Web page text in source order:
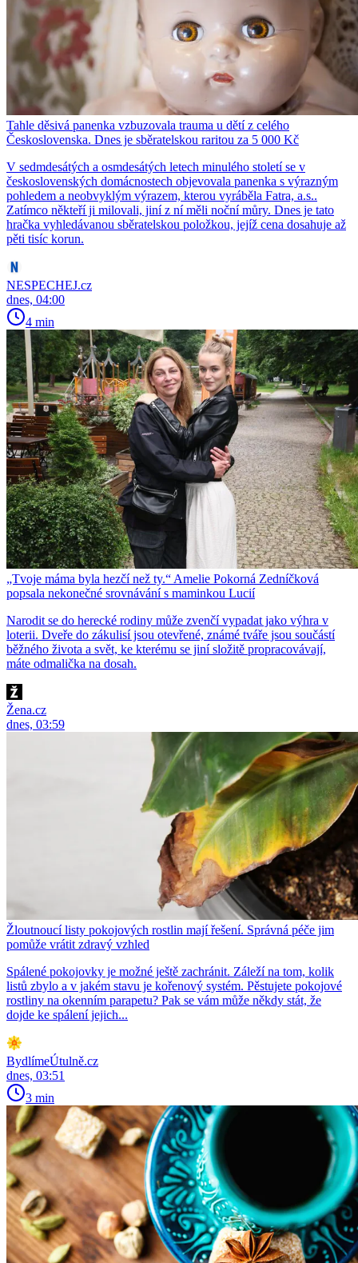
Tahle děsivá panenka vzbuzovala trauma u dětí z celého
Československa. Dnes je sběratelskou raritou za 5 000 Kč
V sedmdesátých a osmdesátých letech minulého století se v
československých domácnostech objevovala panenka s výrazným
pohledem a neobvyklým výrazem, kterou vyráběla Fatra, a.s..
Zatímco někteří ji milovali, jiní z ní měli noční můry. Dnes je tato
hračka vyhledávanou sběratelskou položkou, jejíž cena dosahuje až
pěti tisíc korun.
NESPECHEJ.cz
dnes, 04:00
4 min
„Tvoje máma byla hezčí než ty.“ Amelie Pokorná Zedníčková
popsala nekonečné srovnávání s maminkou Lucií
Narodit se do herecké rodiny může zvenčí vypadat jako výhra v
loterii. Dveře do zákulisí jsou otevřené, známé tváře jsou součástí
běžného života a svět, ke kterému se jiní složitě propracovávají,
máte odmalička na dosah.
Žena.cz
dnes, 03:59
Žloutnoucí listy pokojových rostlin mají řešení. Správná péče jim
pomůže vrátit zdravý vzhled
Spálené pokojovky je možné ještě zachránit. Záleží na tom, kolik
listů zbylo a v jakém stavu je kořenový systém. Pěstujete pokojové
rostliny na okenním parapetu? Pak se vám může někdy stát, že
dojde ke spálení jejich...
BydlímeÚtulně.cz
dnes, 03:51
3 min